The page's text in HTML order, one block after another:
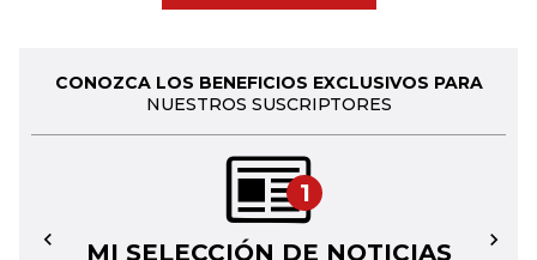
CONOZCA LOS BENEFICIOS EXCLUSIVOS PARA
NUESTROS SUSCRIPTORES
1
MI SELECCIÓN DE NOTICIAS
← →